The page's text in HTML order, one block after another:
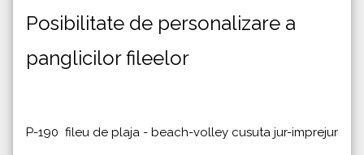
Posibilitate de personalizare a
panglicilor fileelor
P-190 fileu de plaja - beach-volley cusuta jur-imprejur